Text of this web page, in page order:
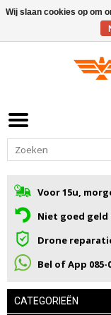
Voor 15u,
Niet goed
Drone
Bel of App 085-
CATEGORIEËN
Wij slaan cookies op om